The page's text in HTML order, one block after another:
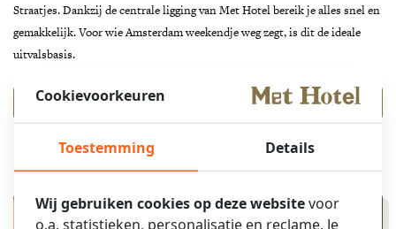
Straatjes. Dankzij de centrale ligging van Met Hotel bereik je alles snel en
gemakkelijk. Voor wie Amsterdam weekendje weg zegt, is dit de ideale
uitvalsbasis.
MEER INFORMATIE
Cookievoorkeuren
Toestemming Details
Wij gebruiken cookies op deze websitevoor
o.a. statistieken, personalisatie en reclame. Je